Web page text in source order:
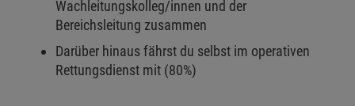
Wachleitungskolleg/innen und der
Bereichsleitung zusammen
Darüber hinaus fährst du selbst im operativen
Rettungsdienst mit (80%)